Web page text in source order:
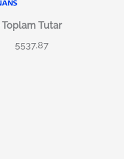
Toplam Tutar
5537.87